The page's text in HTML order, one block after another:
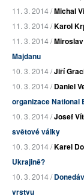
11. 3. 2014 /Michal
11. 3. 2014 /Karol
11. 3. 2014 /
Majdanu
10. 3. 2014 /Jiří
10. 3. 2014 /Daniel
organizace National
10. 3. 2014 /Josef Vít
světové války
10. 3. 2014 /Karel
Ukrajině?
10. 3. 2014 /
vrstvu